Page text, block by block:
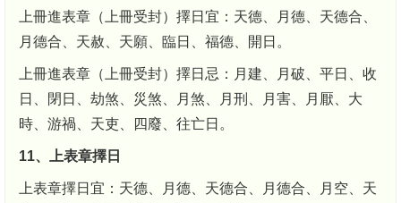
上冊進表章（上冊受封）擇日宜：天德、月德、天德合、
月德合、天赦、天願、臨日、福德、開日。
上冊進表章（上冊受封）擇日忌：月建、月破、平日、收
日、閉日、劫煞、災煞、月煞、月刑、月害、月厭、大
時、游禍、天吏、四廢、往亡日。
11、上表章擇日
上表章擇日宜：天德、月德、天德合、月德合、月空、天